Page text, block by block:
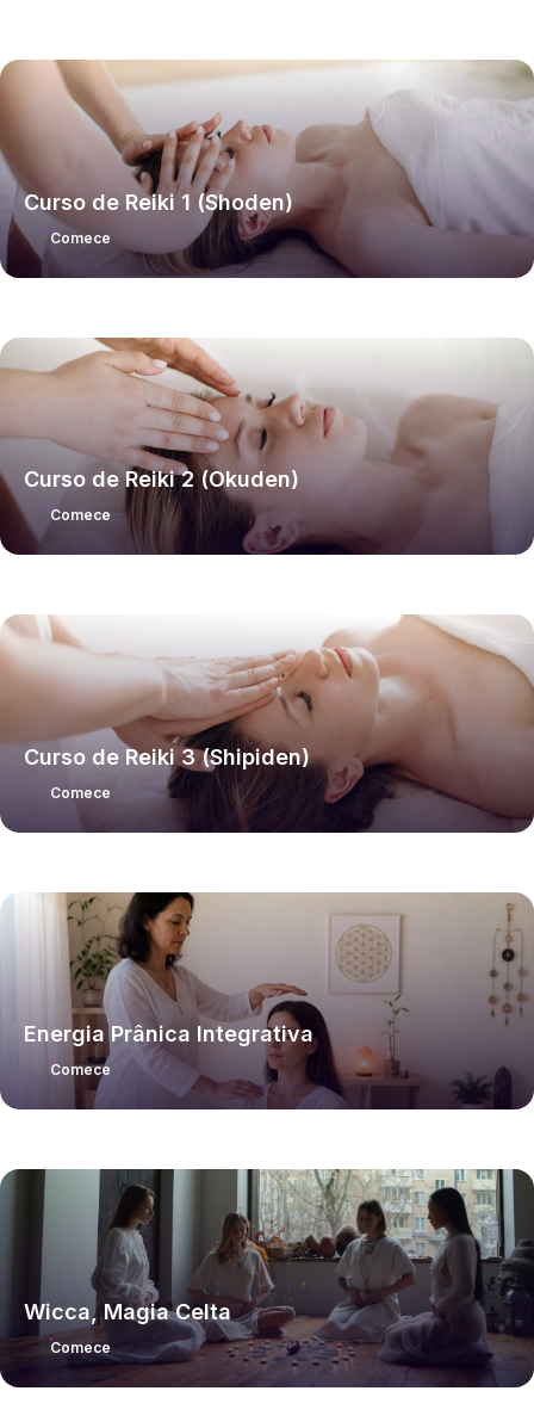
Curso de Reiki 1 (Shoden)
Comece
Curso de Reiki 2 (Okuden)
Comece
Curso de Reiki 3 (Shipiden)
Comece
Energia Prânica Integrativa
Comece
Wicca, Magia Celta
Comece